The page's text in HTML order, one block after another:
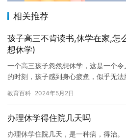
相关推荐
孩子高三不肯读书,休学在家,怎
想休学)
一个高三孩子忽然想休学，这是一个
的时刻，孩子感到身心疲惫，似乎无
我们也…
教育百科 2024年5月2日
办理休学得住院几天吗
办理休学住院几天，是一种病，得治。